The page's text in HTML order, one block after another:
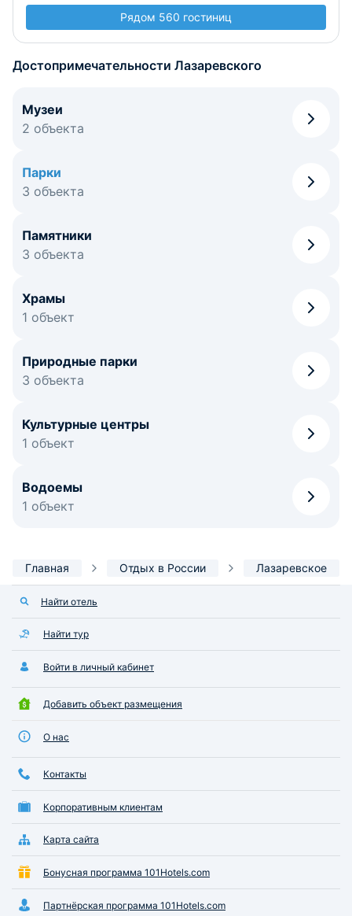
Рядом 560 гостиниц
Достопримечательности Лазаревского
Музеи
2 объекта
Парки
3 объекта
Памятники
3 объекта
Храмы
1 объект
Природные парки
3 объекта
Культурные центры
1 объект
Водоемы
1 объект
Главная Отдых в России Лазаревское
Найти отель
Найти тур
Войти в личный кабинет
Добавить объект размещения
О нас
Контакты
Корпоративным клиентам
Карта сайта
Бонусная программа 101Hotels.com
Партнёрская программа 101Hotels.com